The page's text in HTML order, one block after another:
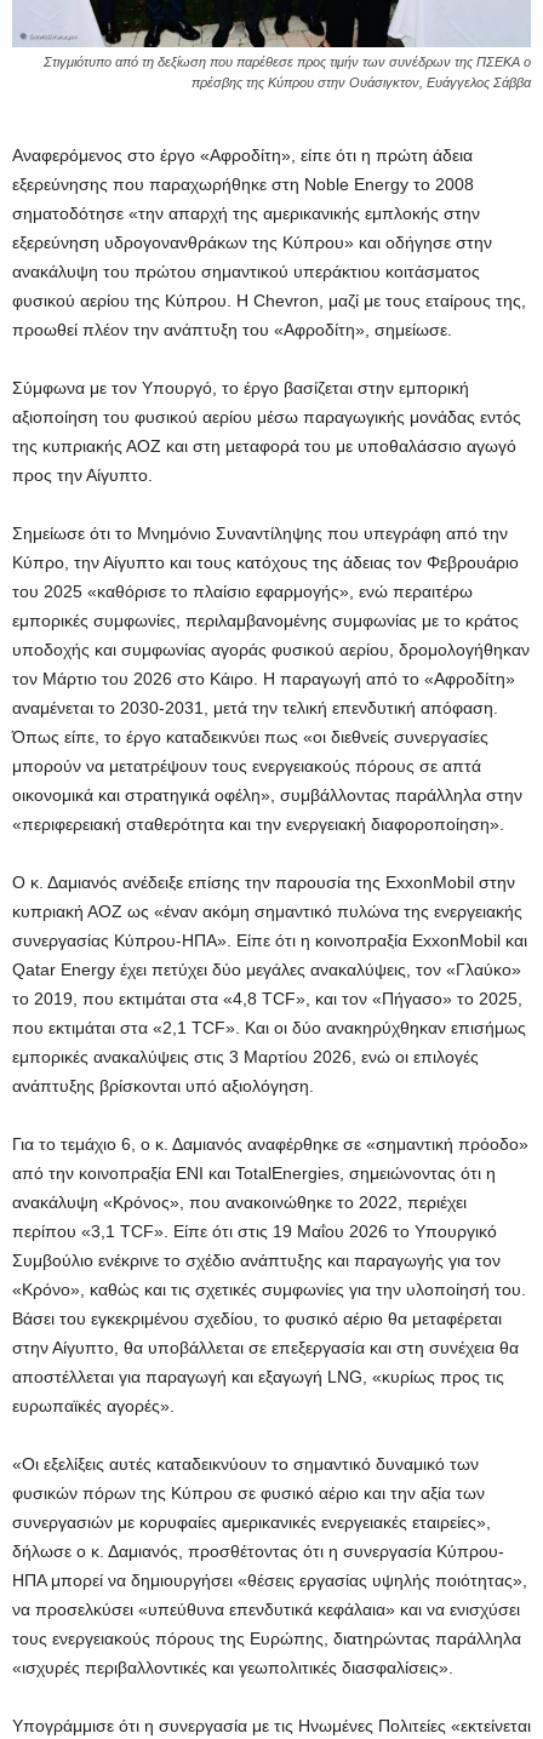
Στιγμιότυπο από τη δεξίωση που παρέθεσε προς τιμήν των συνέδρων της ΠΣΕΚΑ ο
πρέσβης της Κύπρου στην Ουάσιγκτον, Ευάγγελος Σάββα
Αναφερόμενος στο έργο «Αφροδίτη», είπε ότι η πρώτη άδεια
εξερεύνησης που παραχωρήθηκε στη Noble Energy το 2008
σηματοδότησε «την απαρχή της αμερικανικής εμπλοκής στην
εξερεύνηση υδρογονανθράκων της Κύπρου» και οδήγησε στην
ανακάλυψη του πρώτου σημαντικού υπεράκτιου κοιτάσματος
φυσικού αερίου της Κύπρου. Η Chevron, μαζί με τους εταίρους της,
προωθεί πλέον την ανάπτυξη του «Αφροδίτη», σημείωσε.
Σύμφωνα με τον Υπουργό, το έργο βασίζεται στην εμπορική
αξιοποίηση του φυσικού αερίου μέσω παραγωγικής μονάδας εντός
της κυπριακής ΑΟΖ και στη μεταφορά του με υποθαλάσσιο αγωγό
προς την Αίγυπτο.
Σημείωσε ότι το Μνημόνιο Συναντίληψης που υπεγράφη από την
Κύπρο, την Αίγυπτο και τους κατόχους της άδειας τον Φεβρουάριο
του 2025 «καθόρισε το πλαίσιο εφαρμογής», ενώ περαιτέρω
εμπορικές συμφωνίες, περιλαμβανομένης συμφωνίας με το κράτος
υποδοχής και συμφωνίας αγοράς φυσικού αερίου, δρομολογήθηκαν
τον Μάρτιο του 2026 στο Κάιρο. Η παραγωγή από το «Αφροδίτη»
αναμένεται το 2030-2031, μετά την τελική επενδυτική απόφαση.
Όπως είπε, το έργο καταδεικνύει πως «οι διεθνείς συνεργασίες
μπορούν να μετατρέψουν τους ενεργειακούς πόρους σε απτά
οικονομικά και στρατηγικά οφέλη», συμβάλλοντας παράλληλα στην
«περιφερειακή σταθερότητα και την ενεργειακή διαφοροποίηση».
Ο κ. Δαμιανός ανέδειξε επίσης την παρουσία της ExxonMobil στην
κυπριακή ΑΟΖ ως «έναν ακόμη σημαντικό πυλώνα της ενεργειακής
συνεργασίας Κύπρου-ΗΠΑ». Είπε ότι η κοινοπραξία ExxonMobil και
Qatar Energy έχει πετύχει δύο μεγάλες ανακαλύψεις, τον «Γλαύκο»
το 2019, που εκτιμάται στα «4,8 TCF», και τον «Πήγασο» το 2025,
που εκτιμάται στα «2,1 TCF». Και οι δύο ανακηρύχθηκαν επισήμως
εμπορικές ανακαλύψεις στις 3 Μαρτίου 2026, ενώ οι επιλογές
ανάπτυξης βρίσκονται υπό αξιολόγηση.
Για το τεμάχιο 6, ο κ. Δαμιανός αναφέρθηκε σε «σημαντική πρόοδο»
από την κοινοπραξία ENI και TotalEnergies, σημειώνοντας ότι η
ανακάλυψη «Κρόνος», που ανακοινώθηκε το 2022, περιέχει
περίπου «3,1 TCF». Είπε ότι στις 19 Μαΐου 2026 το Υπουργικό
Συμβούλιο ενέκρινε το σχέδιο ανάπτυξης και παραγωγής για τον
«Κρόνο», καθώς και τις σχετικές συμφωνίες για την υλοποίησή του.
Βάσει του εγκεκριμένου σχεδίου, το φυσικό αέριο θα μεταφέρεται
στην Αίγυπτο, θα υποβάλλεται σε επεξεργασία και στη συνέχεια θα
αποστέλλεται για παραγωγή και εξαγωγή LNG, «κυρίως προς τις
ευρωπαϊκές αγορές».
«Οι εξελίξεις αυτές καταδεικνύουν το σημαντικό δυναμικό των
φυσικών πόρων της Κύπρου σε φυσικό αέριο και την αξία των
συνεργασιών με κορυφαίες αμερικανικές ενεργειακές εταιρείες»,
δήλωσε ο κ. Δαμιανός, προσθέτοντας ότι η συνεργασία Κύπρου-
ΗΠΑ μπορεί να δημιουργήσει «θέσεις εργασίας υψηλής ποιότητας»,
να προσελκύσει «υπεύθυνα επενδυτικά κεφάλαια» και να ενισχύσει
τους ενεργειακούς πόρους της Ευρώπης, διατηρώντας παράλληλα
«ισχυρές περιβαλλοντικές και γεωπολιτικές διασφαλίσεις».
Υπογράμμισε ότι η συνεργασία με τις Ηνωμένες Πολιτείες «εκτείνεται